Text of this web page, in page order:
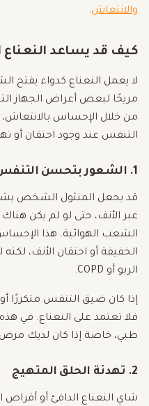
والانتعاش.
كيف قد يساعد النعناع
لا يعمل النعناع كدواء يفتح
مريحًا لبعض أعراض الجهاز
من خلال الإحساس
التنفس عند وجود احتقان أو
1. الشعور بتحسن التنفس عند الاحتقان
قد يجعل المنثول الشخص
عبر الأنف، حتى لو لم يكن
الشعب الهوائية. هذا
الخفيفة أو احتقان الأنف،
الربو أو COPD.
إذا كان ضيق التنفس متكررًا
فلا تعتمد على النعناع. في هذه
طبي، خاصة إذا كان لديك
2. تهدئة الحلق المتهيج
شاي النعناع الدافئ أو